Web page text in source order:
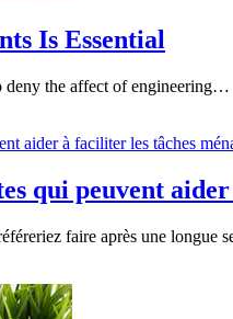
Is Essential
deny the affect of engineering…
qui peuvent
faire après une longue